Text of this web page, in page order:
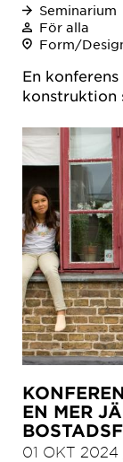
Seminarium
För alla
Form/
En
konstruktion
EN MER
01 OKT 2024